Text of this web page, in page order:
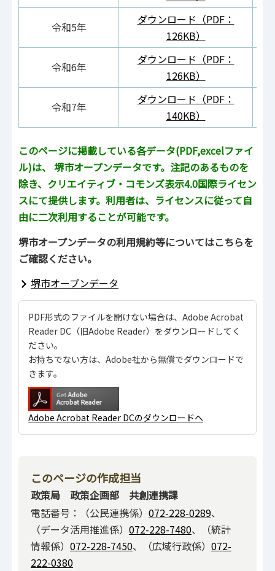
令和5年
ダウンロード（PDF：
126KB）
令和6年
ダウンロード（PDF：
126KB）
令和7年
ダウンロード（PDF：
140KB）
このページに掲載している各データ(PDF,excelファイ
ル)は、 堺市オープンデータです。注記のあるものを
除き、クリエイティブ・コモンズ表示4.0国際ライセン
スにて提供します。利用者は、ライセンスに従って自
由に二次利用することが可能です。
堺市オープンデータの利用規約等についてはこちらを
ご確認ください。
堺市オープンデータ
PDF形式のファイルを開けない場合は、Adobe Acrobat
Reader DC（旧Adobe Reader）をダウンロードしてく
ださい。
お持ちでない方は、Adobe社から無償でダウンロードで
きます。
Adobe Acrobat Reader DCのダウンロードへ
このページの作成担当
政策局 政策企画部 共創連携課
電話番号：（公民連携係） 072-228-0289、
（データ活用推進係） 072-228-7480、（統計
情報係） 072-228-7450、（広域行政係） 072-
222-0380